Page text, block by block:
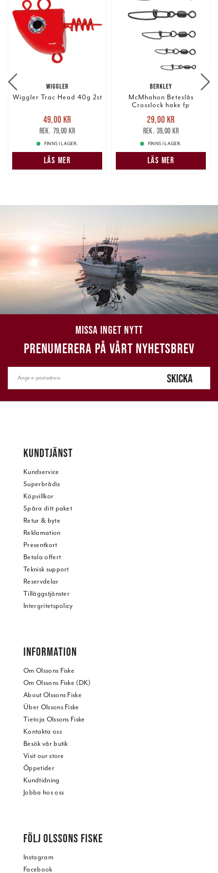
WIGGLER
Wiggler Trac Head 40g 2st
Nuvarande pris
49,00 krTidigare pris
79,00 kr
49,00 kr
79,00 kr
FINNS I LAGER.
LÄS MER
BERKLEY
McMhahon Beteslås
Crosslock hake fp
Nuvarande pris
29,00 krTidigare pris
39,00 kr
29,00 kr
39,00 kr
FINNS I LAGER.
LÄS MER
MISSA INGET NYTT
PRENUMERERA PÅ VÅRT NYHETSBREV
SKICKA
KUNDTJÄNST
Kundservice
Superbrådis
Köpvillkor
Spåra ditt paket
Retur & byte
Reklamation
Presentkort
Betala offert
Teknisk support
Reservdelar
Tilläggstjänster
Intergritetspolicy
INFORMATION
Om Olssons Fiske
Om Olssons Fiske (DK)
About Olssons Fiske
Über Olssons Fiske
Tietoja Olssons Fiske
Kontakta oss
Besök vår butik
Visit our store
Öppetider
Kundtidning
Jobba hos oss
FÖLJ OLSSONS FISKE
Instagram
Facebook